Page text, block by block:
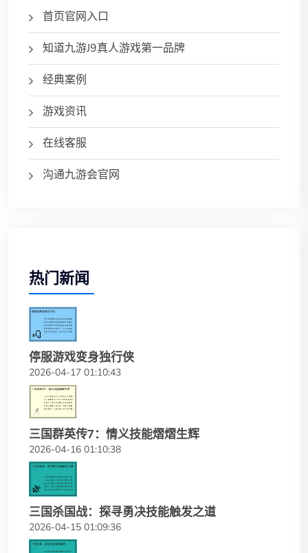
首页官网入口
知道九游J9真人游戏第一品牌
经典案例
游戏资讯
在线客服
沟通九游会官网
热门新闻
停服游戏变身独行侠
2026-04-17 01:10:43
三国群英传7：情义技能熠熠生辉
2026-04-16 01:10:38
三国杀国战：探寻勇决技能触发之道
2026-04-15 01:09:36